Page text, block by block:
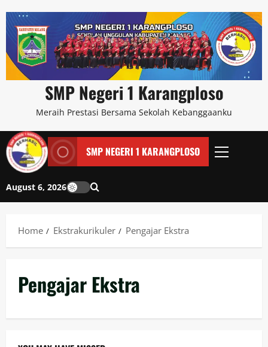
SMP Negeri 1 Karangploso
Meraih Prestasi Bersama Sekolah Kebanggaanku
SMP NEGERI 1 KARANGPLOSO
August 6, 2026
Home Ekstrakurikuler Pengajar Ekstra
Pengajar Ekstra